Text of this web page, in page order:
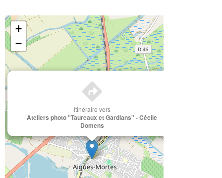
Itinéraire vers
Ateliers photo "Taureaux et Gardians" - Cécile
Domens
+
−